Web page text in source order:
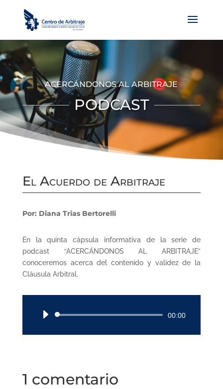
ACERCÁNDONOS AL ARBITRAJE
PODCAST
El Acuerdo de Arbitraje
Por: Diana Trias Bertorelli
En la quinta cápsula informativa de la serie de
podcast “ACERCÁNDONOS AL ARBITRAJE”
conoceremos acerca del contenido y validez de la
Cláusula Arbitral.
Reproductor
00:00
1 comentario